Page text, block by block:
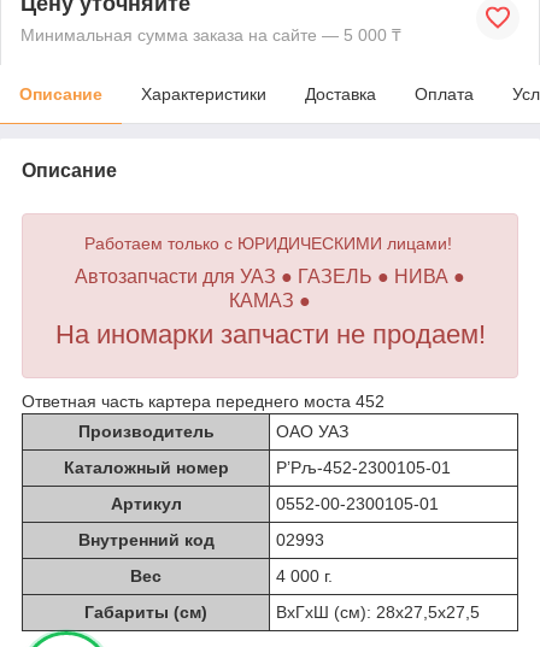
Минимальная сумма заказа на сайте — 5 000 ₸
Описание Характеристики Доставка Оплата
Описание
Работаем только с ЮРИДИЧЕСКИМИ лицами!
Автозапчасти для УАЗ ● ГАЗЕЛЬ ● НИВА ●
КАМАЗ ●
На иномарки запчасти не продаем!
Ответная часть картера переднего моста 452
Производитель
ОАО УАЗ
Каталожный номер
Р’Рљ-452-2300105-01
Артикул
0552-00-2300105-01
Внутренний код
02993
Вес
4 000 г.
Габариты (см)
ВхГхШ (см): 28х27,5х27,5